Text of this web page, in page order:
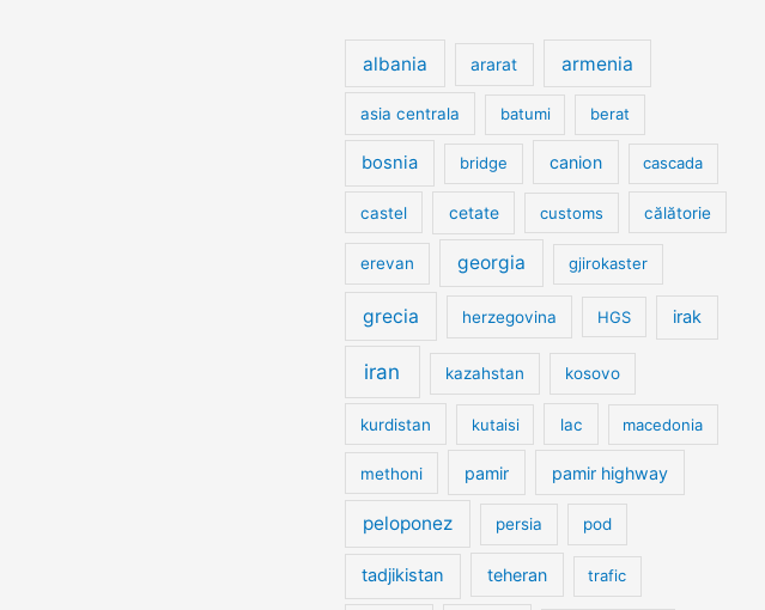
albania ararat armenia
asia centrala batumi berat
bosnia bridge canion cascada
castel cetate customs călătorie
erevan georgia gjirokaster
grecia herzegovina HGS irak
iran kazahstan kosovo
kurdistan kutaisi lac macedonia
methoni pamir pamir highway
peloponez persia pod
tadjikistan teheran trafic